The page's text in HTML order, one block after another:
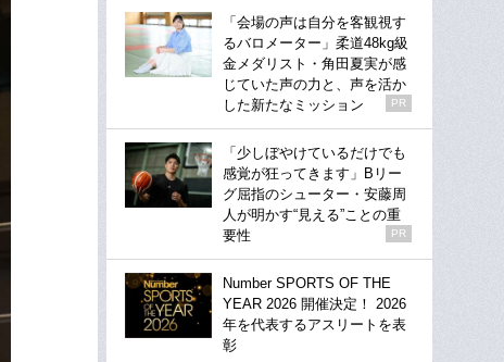
「会場の声は自分を客観視す
るバロメーター」柔道48kg級
金メダリスト・角田夏実が感
じていた声の力と、声を活か
した新たなミッション
PR
「少しぼやけているだけでも
感覚が狂ってきます」Bリー
グ屈指のシューター・安藤周
人が明かす“見える”ことの重
要性
PR
Number SPORTS OF THE
YEAR 2026 開催決定！ 2026
年を代表するアスリートを表
彰